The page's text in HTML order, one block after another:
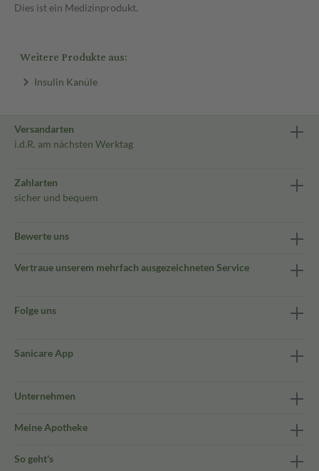
Dies ist ein Medizinprodukt.
Weitere Produkte aus:
Insulin Kanüle
Versandarten
i.d.R. am nächsten Werktag
Zahlarten
sicher und bequem
Bewerte uns
Vertraue unserem mehrfach ausgezeichneten Service
Folge uns
Sanicare App
Unternehmen
Meine Apotheke
So geht's